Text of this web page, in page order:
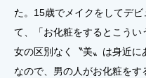
た。15歳でメイクをしてデ
て、「お化粧をするとこう
女の区別なく〝美〟は身近
なので、男の人がお化粧を